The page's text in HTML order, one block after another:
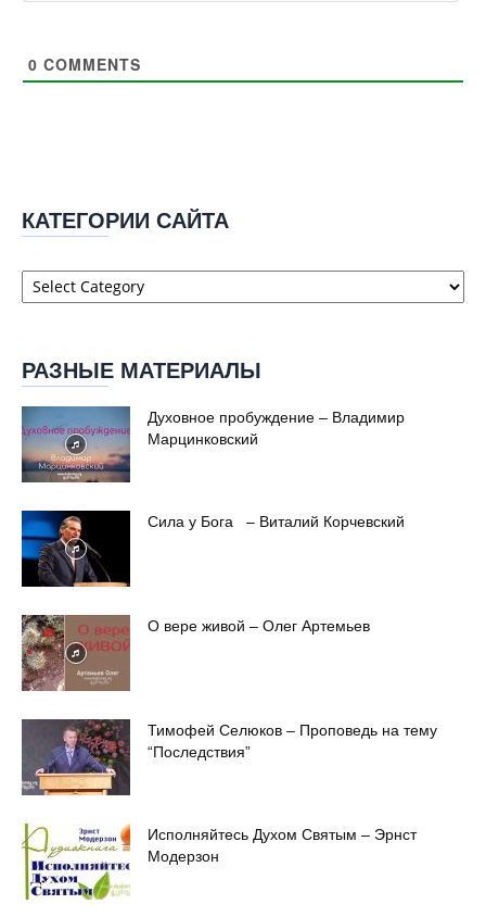
0 COMMENTS
КАТЕГОРИИ САЙТА
Категории
сайта
РАЗНЫЕ МАТЕРИАЛЫ
Духовное пробуждение – Владимир
Марцинковский
Сила у Бога – Виталий Корчевский
О вере живой – Олег Артемьев
Тимофей Селюков – Проповедь на тему
“Последствия”
Исполняйтесь Духом Святым – Эрнст
Модерзон